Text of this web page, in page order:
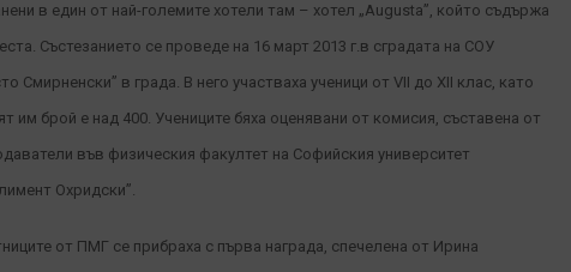
в един от най-големите хотели там – хотел „Augusta”, който съдържа
Състезанието се проведе на 16 март 2013 г.в сградата на СОУ
Смирненски” в града. В него участваха ученици от VII до XII клас, като
им брой е над 400. Учениците бяха оценявани от комисия, съставена от
във физическия факултет на Софийския университет
Охридски”.
от ПМГ се прибраха с първа награда, спечелена от Ирина